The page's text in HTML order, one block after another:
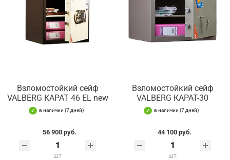
Взломостойкий сейф
VALBERG КАРАТ 46 EL new
в наличии (7 дней)
56 900 руб.
шт
Взломостойкий сейф
VALBERG КАРАТ-30
в наличии (7 дней)
44 100 руб.
шт